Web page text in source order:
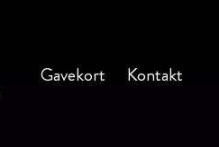
Gavekort Kontakt